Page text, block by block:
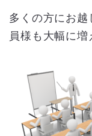
多くの方にお
員様も大幅に増